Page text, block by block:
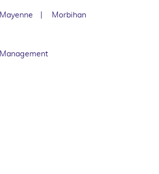
Mayenne
Morbihan
Management